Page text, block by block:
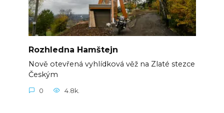
Rozhledna Hamštejn
Nově otevřená vyhlídková věž na Zlaté stezce
Českým
0 4.8k.